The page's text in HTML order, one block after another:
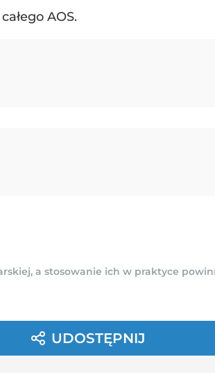
AOS.
a stosowanie ich w praktyce
UDOSTĘPNIJ